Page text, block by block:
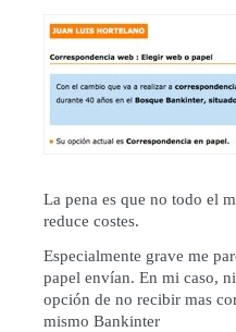
La pena es que no todo el
reduce costes.
Especialmente grave me
papel envían. En mi caso,
opción de no recibir mas
mismo Bankinter